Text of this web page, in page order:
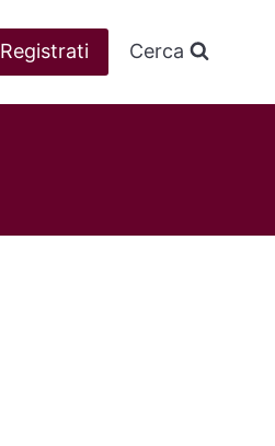
Registrati Cerca